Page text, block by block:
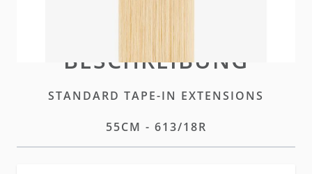
BESCHREIBUNG
STANDARD TAPE-IN EXTENSIONS
55CM - 613/18R